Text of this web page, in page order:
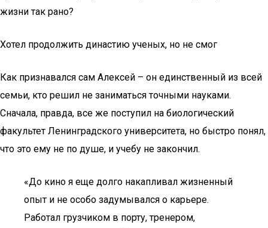
жизни так рано?
Хотел продолжить династию ученых, но не смог
Как признавался сам Алексей – он единственный из всей
семьи, кто решил не заниматься точными науками.
Сначала, правда, все же поступил на биологический
факультет Ленинградского университета, но быстро понял,
что это ему не по душе, и учебу не закончил.
«До кино я еще долго накапливал жизненный
опыт и не особо задумывался о карьере.
Работал грузчиком в порту, тренером,